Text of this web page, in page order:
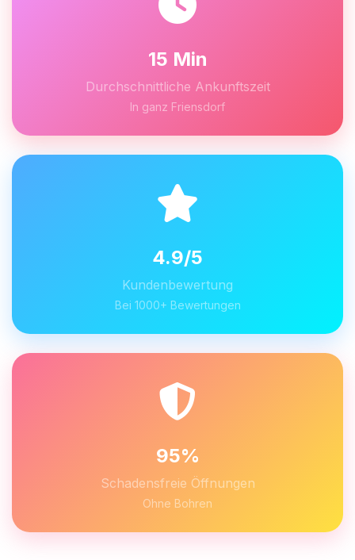
15 Min
Durchschnittliche Ankunftszeit
In ganz Friensdorf
4.9/5
Kundenbewertung
Bei 1000+ Bewertungen
95%
Schadensfreie Öffnungen
Ohne Bohren